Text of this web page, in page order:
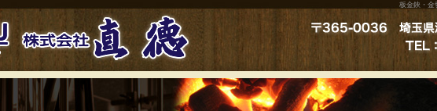
板金鋏・金